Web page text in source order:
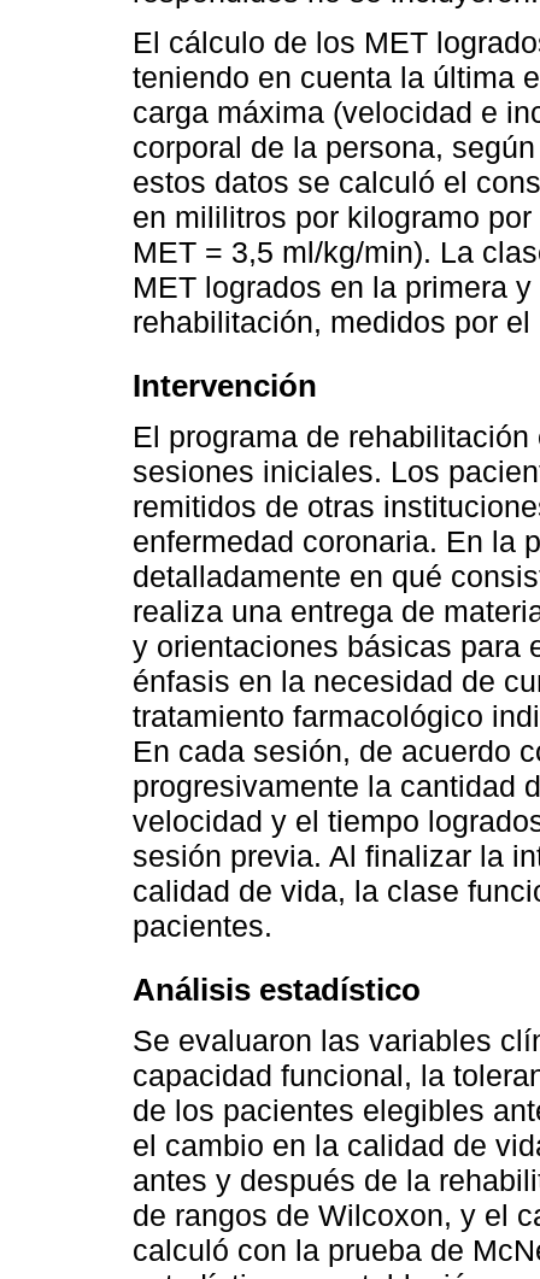
El cálculo de los MET
teniendo en cuenta la última
carga máxima (velocidad e
corporal de la persona,
estos datos se calculó el
en mililitros por kilogramo
MET = 3,5 ml/kg/min). La
MET logrados en la primera
rehabilitación, medidos por
Intervención
El programa de
sesiones iniciales. Los
remitidos de otras
enfermedad coronaria. En la
detalladamente en qué
realiza una entrega de
y orientaciones básicas para
énfasis en la necesidad de
tratamiento farmacológico
En cada sesión, de acuerdo
progresivamente la cantidad
velocidad y el tiempo
sesión previa. Al finalizar la
calidad de vida, la clase
pacientes.
Análisis estadístico
Se evaluaron las variables
capacidad funcional, la
de los pacientes elegibles
el cambio en la calidad de
antes y después de la
de rangos de Wilcoxon, y el
calculó con la prueba de